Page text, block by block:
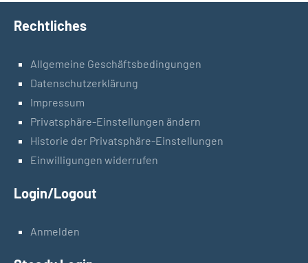
Rechtliches
Allgemeine Geschäftsbedingungen
Datenschutzerklärung
Impressum
Privatsphäre-Einstellungen ändern
Historie der Privatsphäre-Einstellungen
Einwilligungen widerrufen
Login/Logout
Anmelden